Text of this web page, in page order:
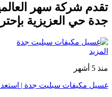
تقدم شركة سهر
جدة حي العزيزية
المزيد
منذ 5 أشهر
غسيل مكيفات سبليت جدة | استعد